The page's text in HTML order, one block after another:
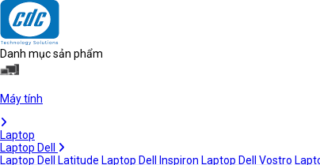
Danh mục sản phẩm
Máy tính
Laptop
Laptop Dell
Laptop Dell Latitude Laptop Dell Inspiron Laptop Dell Vostro